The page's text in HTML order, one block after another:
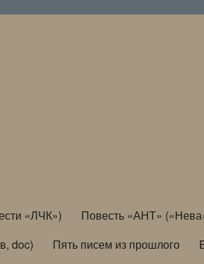
«ЛЧК») Повесть «АНТ»
doc) Пять писем из прошлого